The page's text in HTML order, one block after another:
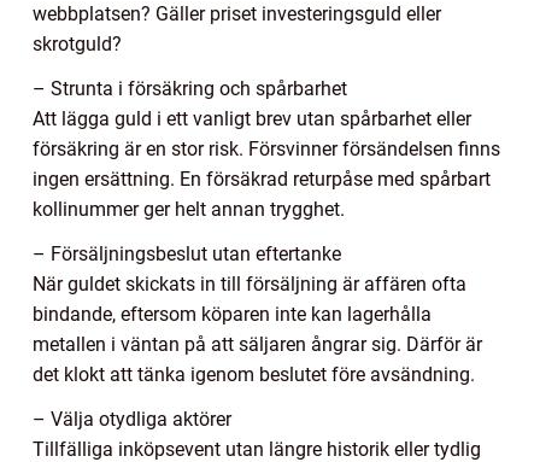
webbplatsen? Gäller priset investeringsguld eller
skrotguld?
– Strunta i försäkring och spårbarhet
Att lägga guld i ett vanligt brev utan spårbarhet eller
försäkring är en stor risk. Försvinner försändelsen finns
ingen ersättning. En försäkrad returpåse med spårbart
kollinummer ger helt annan trygghet.
– Försäljningsbeslut utan eftertanke
När guldet skickats in till försäljning är affären ofta
bindande, eftersom köparen inte kan lagerhålla
metallen i väntan på att säljaren ångrar sig. Därför är
det klokt att tänka igenom beslutet före avsändning.
– Välja otydliga aktörer
Tillfälliga inköpsevent utan längre historik eller tydlig